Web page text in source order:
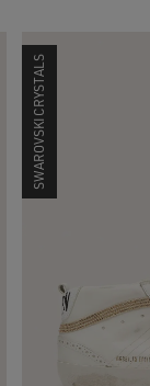
SWAROVSKI CRYSTALS